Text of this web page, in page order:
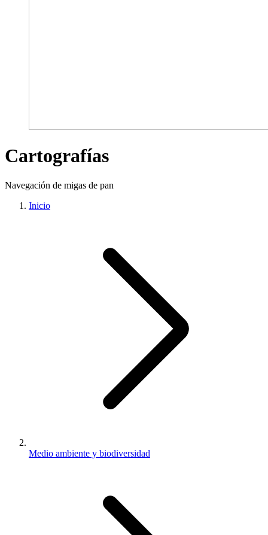
Cartografías
Navegación de migas de pan
Inicio
Medio ambiente y biodiversidad